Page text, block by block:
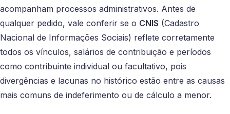
acompanham processos administrativos. Antes de
qualquer pedido, vale conferir se o CNIS (Cadastro
Nacional de Informações Sociais) reflete corretamente
todos os vínculos, salários de contribuição e períodos
como contribuinte individual ou facultativo, pois
divergências e lacunas no histórico estão entre as causas
mais comuns de indeferimento ou de cálculo a menor.